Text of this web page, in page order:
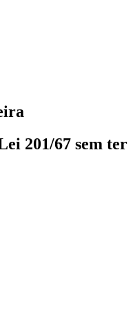
201/67 sem ter